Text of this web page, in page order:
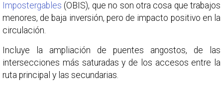
Impostergables (OBIS), que no son otra cosa que trabajos
menores, de baja inversión, pero de impacto positivo en la
circulación.
Incluye la ampliación de puentes angostos, de las
intersecciones más saturadas y de los accesos entre la
ruta principal y las secundarias.